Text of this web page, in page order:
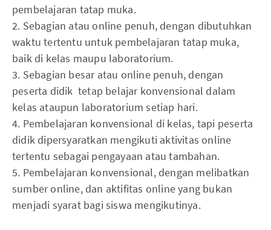
pembelajaran tatap muka.
2. Sebagian atau online penuh, dengan dibutuhkan
waktu tertentu untuk pembelajaran tatap muka,
baik di kelas maupu laboratorium.
3. Sebagian besar atau online penuh, dengan
peserta didik tetap belajar konvensional dalam
kelas ataupun laboratorium setiap hari.
4. Pembelajaran konvensional di kelas, tapi peserta
didik dipersyaratkan mengikuti aktivitas online
tertentu sebagai pengayaan atau tambahan.
5. Pembelajaran konvensional, dengan melibatkan
sumber online, dan aktifitas online yang bukan
menjadi syarat bagi siswa mengikutinya.